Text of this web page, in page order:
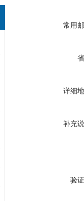
常用
详细
补充
验